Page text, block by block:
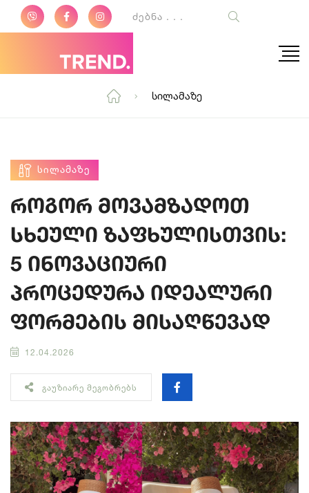
Სილამაზე
ᲡᲘᲚᲐᲛᲐᲖᲔ
როგორ მოვამზადოთ
სხეული ზაფხულისთვის:
5 ინოვაციური
პროცედურა იდეალური
ფორმების მისაღწევად
12.04.2026
ᲒᲐᲣᲖᲘᲐᲠᲔ ᲛᲔᲒᲝᲑᲠᲔᲑᲡ